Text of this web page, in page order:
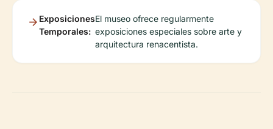
Exposiciones
Temporales:
El museo ofrece regularmente
exposiciones especiales sobre arte y
arquitectura renacentista.